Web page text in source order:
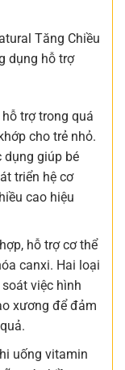
Tăng Chiều
dụng hỗ trợ
trợ trong quá
cho trẻ nhỏ.
giúp bé
triển hệ cơ
cao hiệu
hỗ trợ cơ thể
canxi. Hai loại
việc hình
xương để đảm
uống vitamin